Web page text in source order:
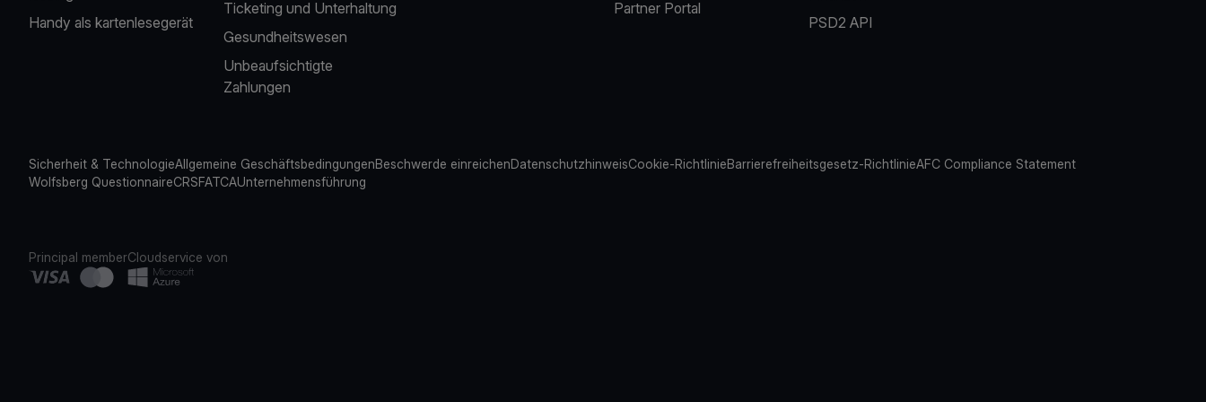
Handy als kartenlesegerät
Ticketing und Unterhaltung
Gesundheitswesen
Unbeaufsichtigte
Zahlungen
Partner Portal
PSD2 API
Sicherheit & TechnologieAllgemeine GeschäftsbedingungenBeschwerde einreichenDatenschutzhinweisCookie-RichtlinieBarrierefreiheitsgesetz-RichtlinieAFC Compliance Statement
Wolfsberg QuestionnaireCRSFATCAUnternehmensführung
Principal memberCloudservice von